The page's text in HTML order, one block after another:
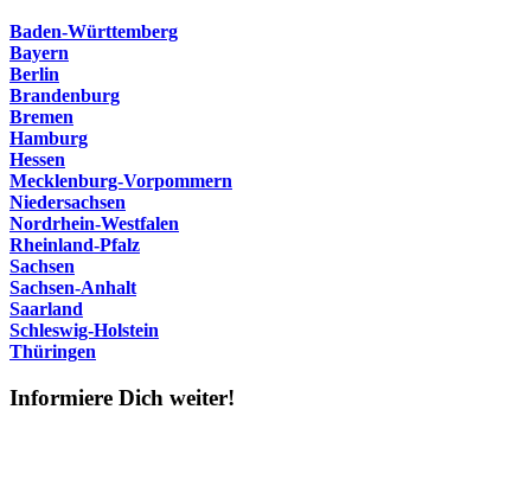
Baden-Württemberg
Bayern
Berlin
Brandenburg
Bremen
Hamburg
Hessen
Mecklenburg-Vorpommern
Niedersachsen
Nordrhein-Westfalen
Rheinland-Pfalz
Sachsen
Sachsen-Anhalt
Saarland
Schleswig-Holstein
Thüringen
Informiere Dich weiter!